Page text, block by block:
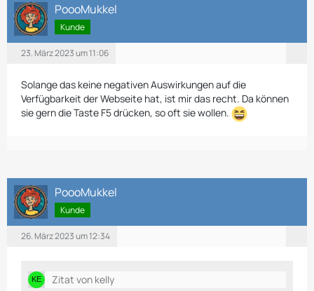
PoooMukkel
Kunde
23. März 2023 um 11:06
Solange das keine negativen Auswirkungen auf die
Verfügbarkeit der Webseite hat, ist mir das recht. Da können
sie gern die Taste F5 drücken, so oft sie wollen.
PoooMukkel
Kunde
26. März 2023 um 12:34
Zitat von kelly